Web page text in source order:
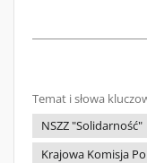
Temat i słowa
NSZZ "Solidarność"
Krajowa Komisja